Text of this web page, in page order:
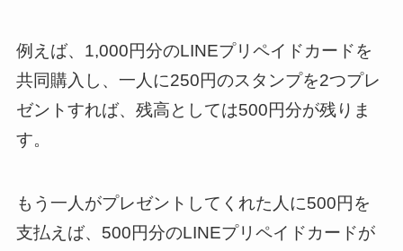
例えば、1,000円分のLINEプリペイドカードを
共同購入し、一人に250円のスタンプを2つプレ
ゼントすれば、残高としては500円分が残りま
す。
もう一人がプレゼントしてくれた人に500円を
支払えば、500円分のLINEプリペイドカードが